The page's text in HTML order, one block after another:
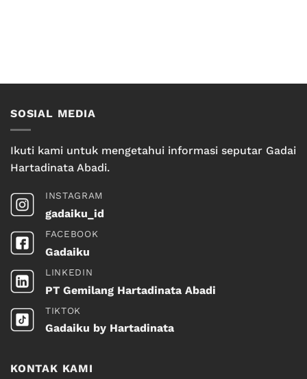
SOSIAL MEDIA
Ikuti kami untuk mengetahui informasi seputar Gadai
Hartadinata Abadi.
INSTAGRAM
gadaiku_id
FACEBOOK
Gadaiku
LINKEDIN
PT Gemilang Hartadinata Abadi
TIKTOK
Gadaiku by Hartadinata
KONTAK KAMI